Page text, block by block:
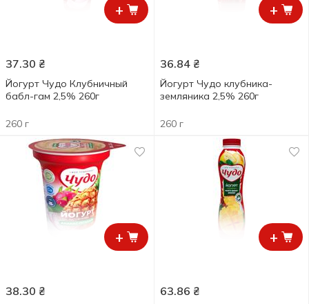
+
37.30 ₴
Йогурт Чудо Клубничный
бабл-гам 2,5% 260г
260 г
+
36.84 ₴
Йогурт Чудо клубника-
земляника 2,5% 260г
260 г
+
38.30 ₴
+
63.86 ₴